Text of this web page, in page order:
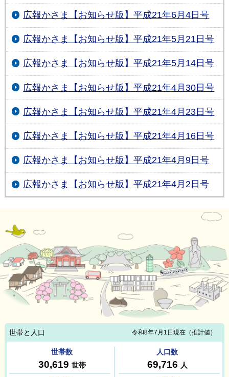
広報かさま【お知らせ版】平成21年6月4日号
広報かさま【お知らせ版】平成21年5月21日号
広報かさま【お知らせ版】平成21年5月14日号
広報かさま【お知らせ版】平成21年4月30日号
広報かさま【お知らせ版】平成21年4月23日号
広報かさま【お知らせ版】平成21年4月16日号
広報かさま【お知らせ版】平成21年4月9日号
広報かさま【お知らせ版】平成21年4月2日号